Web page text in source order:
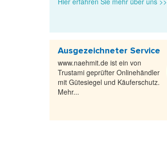
Ausgezeichneter Service
www.naehmit.de ist ein von
Trustami geprüfter Onlinehändler
mit Gütesiegel und Käuferschutz.
Mehr...